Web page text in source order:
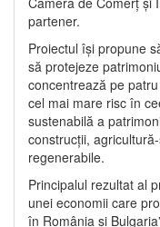
partener.
Proiectul își propune
să protejeze
concentrează pe
cel mai mare risc în
sustenabilă a
construcții,
regenerabile.
Principalul rezultat al
unei economii care
în România și